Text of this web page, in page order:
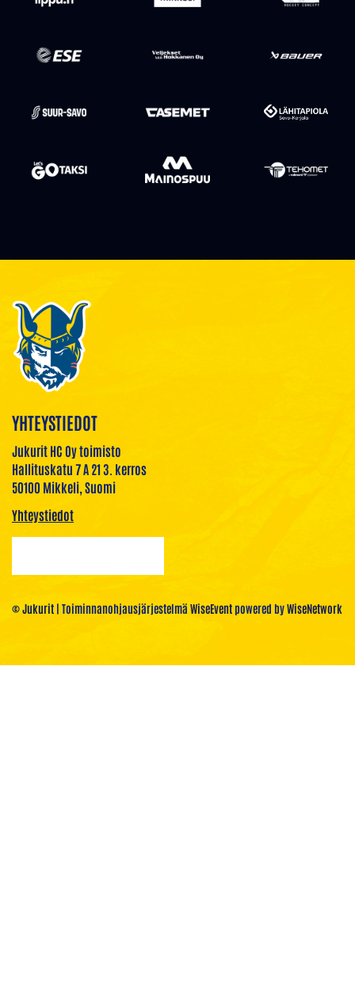
YHTEYSTIEDOT
Jukurit HC Oy toimisto
Hallituskatu 7 A 21 3. kerros
50100 Mikkeli, Suomi
Yhteystiedot
© Jukurit | Toiminnanohjausjärjestelmä WiseEventpowered byWiseNetwork